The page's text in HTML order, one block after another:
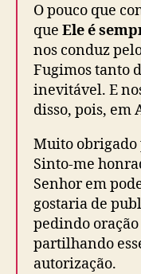
O pouco que
que Ele é
nos conduz
Fugimos tanto
inevitável. E
disso, pois, em
Muito obrigado
Sinto-me
Senhor em
gostaria de
pedindo
partilhando
autorização.